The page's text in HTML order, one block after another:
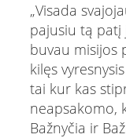
„Visada
pajusiu tą patį
buvau misijos
kilęs
tai kur kas
neapsakomo,
Bažnyčia ir